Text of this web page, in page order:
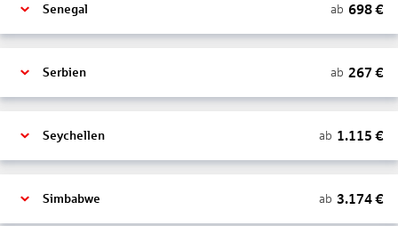
Senegal ab 698€
Serbien ab 267 €
Seychellen ab 1.115 €
Simbabwe ab 3.174€